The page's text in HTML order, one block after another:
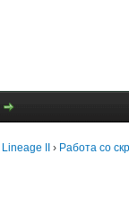
Lineage II › Работа со